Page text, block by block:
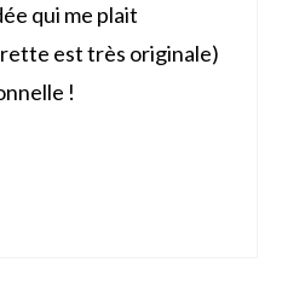
qui me plait
est très originale)
!